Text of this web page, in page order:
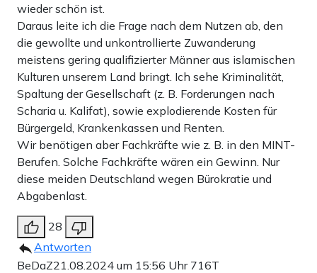
wieder schön ist.
Daraus leite ich die Frage nach dem Nutzen ab, den
die gewollte und unkontrollierte Zuwanderung
meistens gering qualifizierter Männer aus islamischen
Kulturen unserem Land bringt. Ich sehe Kriminalität,
Spaltung der Gesellschaft (z. B. Forderungen nach
Scharia u. Kalifat), sowie explodierende Kosten für
Bürgergeld, Krankenkassen und Renten.
Wir benötigen aber Fachkräfte wie z. B. in den MINT-
Berufen. Solche Fachkräfte wären ein Gewinn. Nur
diese meiden Deutschland wegen Bürokratie und
Abgabenlast.
28
Antworten
BeDaZ21.08.2024 um 15:56 Uhr 716T